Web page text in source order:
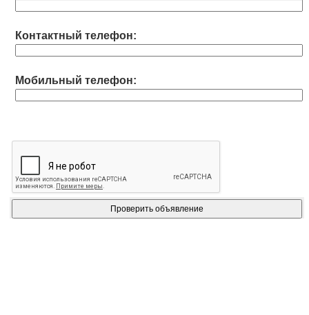
Контактный телефон:
Мобильный телефон: